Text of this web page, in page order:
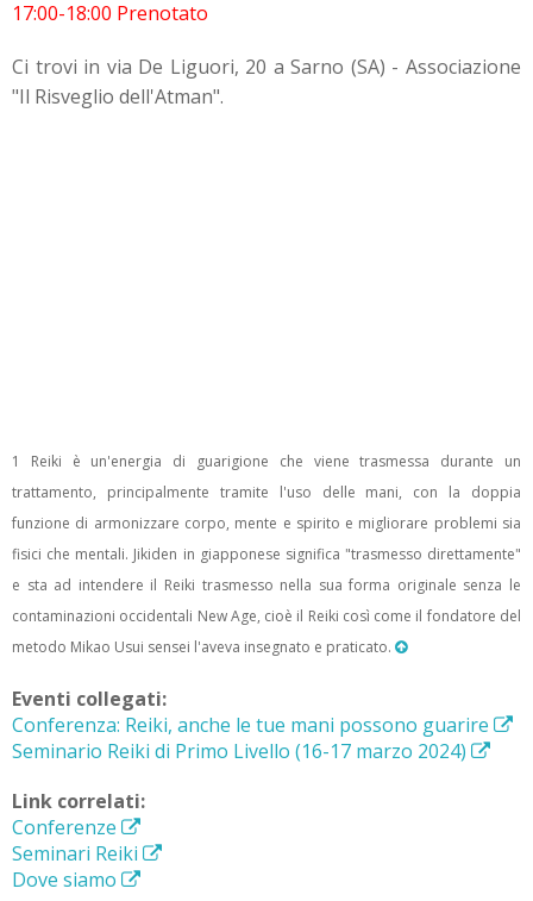
17:00-18:00 Prenotato
Ci trovi in via De Liguori, 20 a Sarno (SA) - Associazione
"Il Risveglio dell'Atman".
1 Reiki è un'energia di guarigione che viene trasmessa durante un
trattamento, principalmente tramite l'uso delle mani, con la doppia
funzione di armonizzare corpo, mente e spirito e migliorare problemi sia
fisici che mentali. Jikiden in giapponese significa "trasmesso direttamente"
e sta ad intendere il Reiki trasmesso nella sua forma originale senza le
contaminazioni occidentali New Age, cioè il Reiki così come il fondatore del
metodo Mikao Usui sensei l'aveva insegnato e praticato.
Eventi collegati:
Conferenza: Reiki, anche le tue mani possono guarire
Seminario Reiki di Primo Livello (16-17 marzo 2024)
Link correlati:
Conferenze
Seminari Reiki
Dove siamo